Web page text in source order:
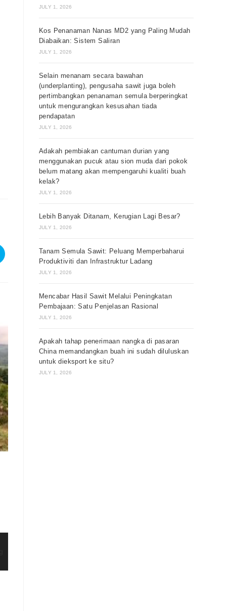
JULY 1, 2026
Kos Penanaman Nanas MD2 yang Paling Mudah
Diabaikan: Sistem Saliran
JULY 1, 2026
Selain menanam secara bawahan
(underplanting), pengusaha sawit juga boleh
pertimbangkan penanaman semula berperingkat
untuk mengurangkan kesusahan tiada
pendapatan
JULY 1, 2026
Adakah pembiakan cantuman durian yang
menggunakan pucuk atau sion muda dari pokok
belum matang akan mempengaruhi kualiti buah
kelak?
JULY 1, 2026
Lebih Banyak Ditanam, Kerugian Lagi Besar?
JULY 1, 2026
Tanam Semula Sawit: Peluang Memperbaharui
Produktiviti dan Infrastruktur Ladang
JULY 1, 2026
Mencabar Hasil Sawit Melalui Peningkatan
Pembajaan: Satu Penjelasan Rasional
JULY 1, 2026
Apakah tahap penerimaan nangka di pasaran
China memandangkan buah ini sudah diluluskan
untuk dieksport ke situ?
JULY 1, 2026